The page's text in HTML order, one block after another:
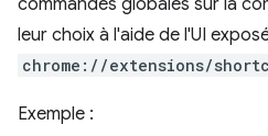
commandes globales sur la
leur choix à l'aide de l'UI
chrome://extensions/
Exemple :